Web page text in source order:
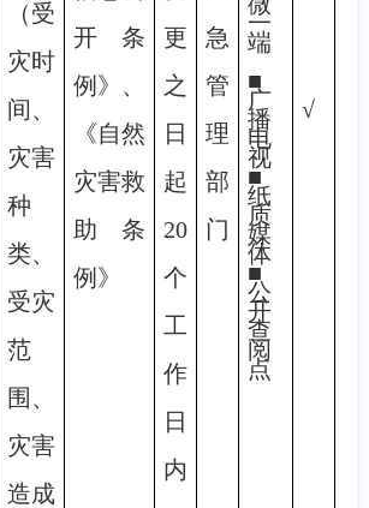
（受
灾时
间、
灾害
种
类、
受灾
范
围、
灾害
造成
开条
例》、
《自然
灾害救
助条
例》
更
之
日
起
20
个
工
作
日
内
急
管
理
部
门
一
端
■
广
播
电
视
■
纸
质
媒
体
■
公
开
查
阅
点
√